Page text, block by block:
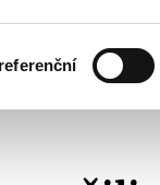
submenu
investovat